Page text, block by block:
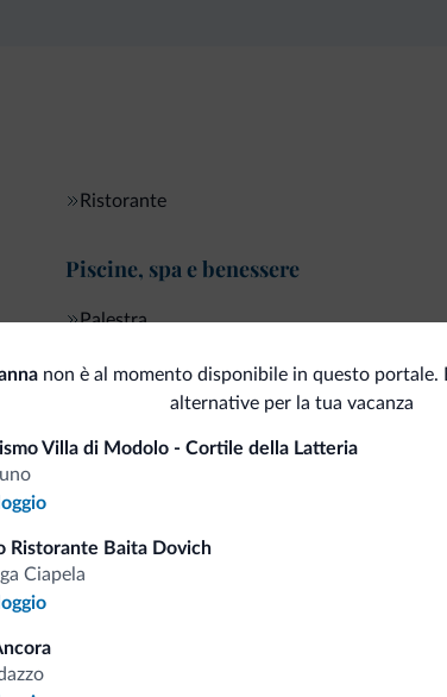
Ristorante
Piscine, spa e benessere
Palestra
non è al momento disponibile in questo portale.
alternative per la tua vacanza
Villa di Modolo - Cortile della Latteria
Ristorante Baita Dovich
Ciapela